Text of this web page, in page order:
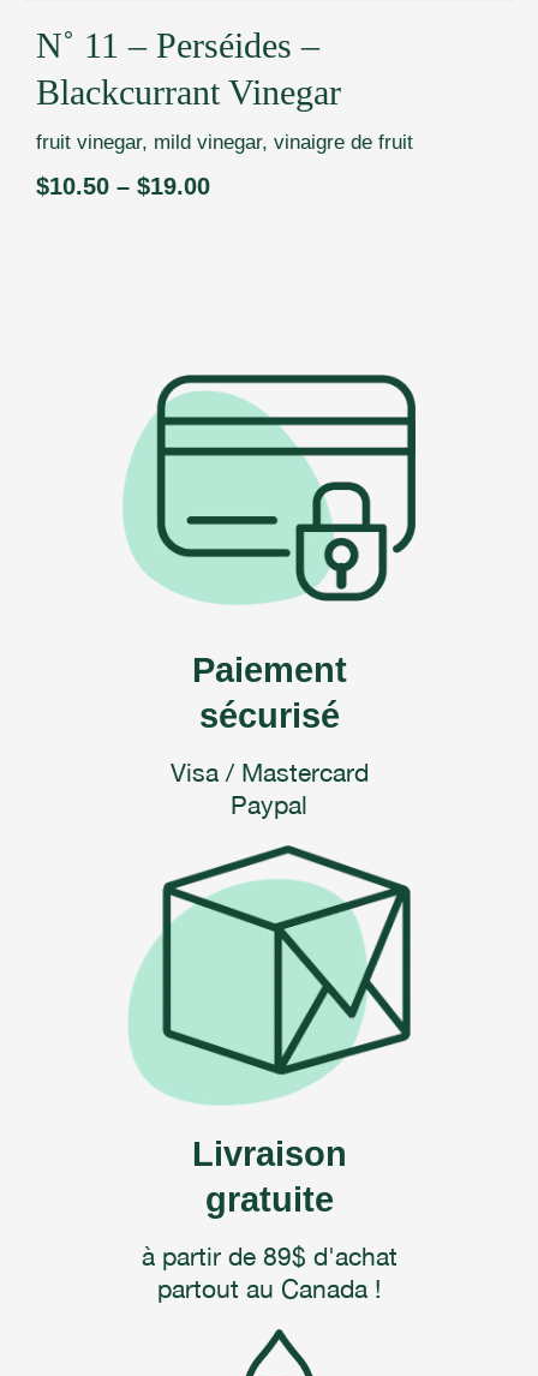
N˚ 11 – Perséides –
Blackcurrant Vinegar
fruit vinegar, mild vinegar, vinaigre de fruit
$10.50 – $19.00Price
Paiement
sécurisé
Visa / Mastercard
Paypal
Livraison
gratuite
à partir de 89$ d'achat
partout au Canada !